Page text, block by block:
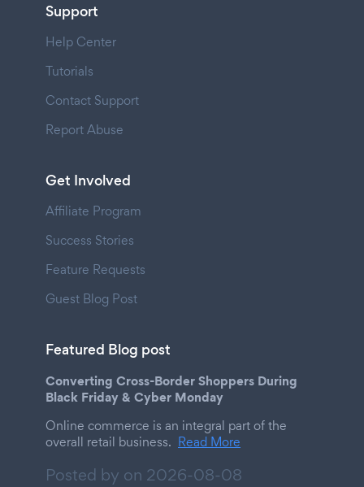
Support
Help Center
Tutorials
Contact Support
Report Abuse
Get Involved
Affiliate Program
Success Stories
Feature Requests
Guest Blog Post
Featured Blog post
Converting Cross-Border Shoppers During
Black Friday & Cyber Monday
Online commerce is an integral part of the
overall retail business. Read More
Posted by on 2026-08-08